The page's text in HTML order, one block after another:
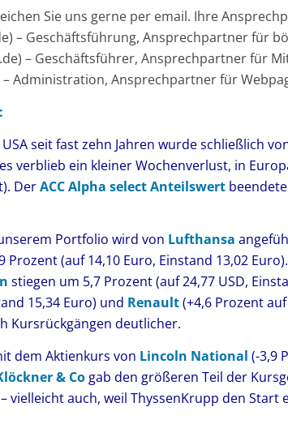
Sie uns gerne per email. Ihre
– Geschäftsführung, Ansprechpartner für
– Geschäftsführer, Ansprechpartner für
– Administration, Ansprechpartner für
seit fast zehn Jahren wurde schließlich
verblieb ein kleiner Wochenverlust, in
DerACC Alpha select Anteilswert
Portfolio wird von Lufthansa
(auf 14,10 Euro, Einstand 13,02
stiegen um 5,7 Prozent (auf 24,77 USD,
15,34 Euro) und Renault(+4,6 Prozent
Kursrückgängen deutlicher.
dem Aktienkurs von Lincoln National (-3,9
& Co gab den größeren Teil der
vielleicht auch, weil ThyssenKrupp den